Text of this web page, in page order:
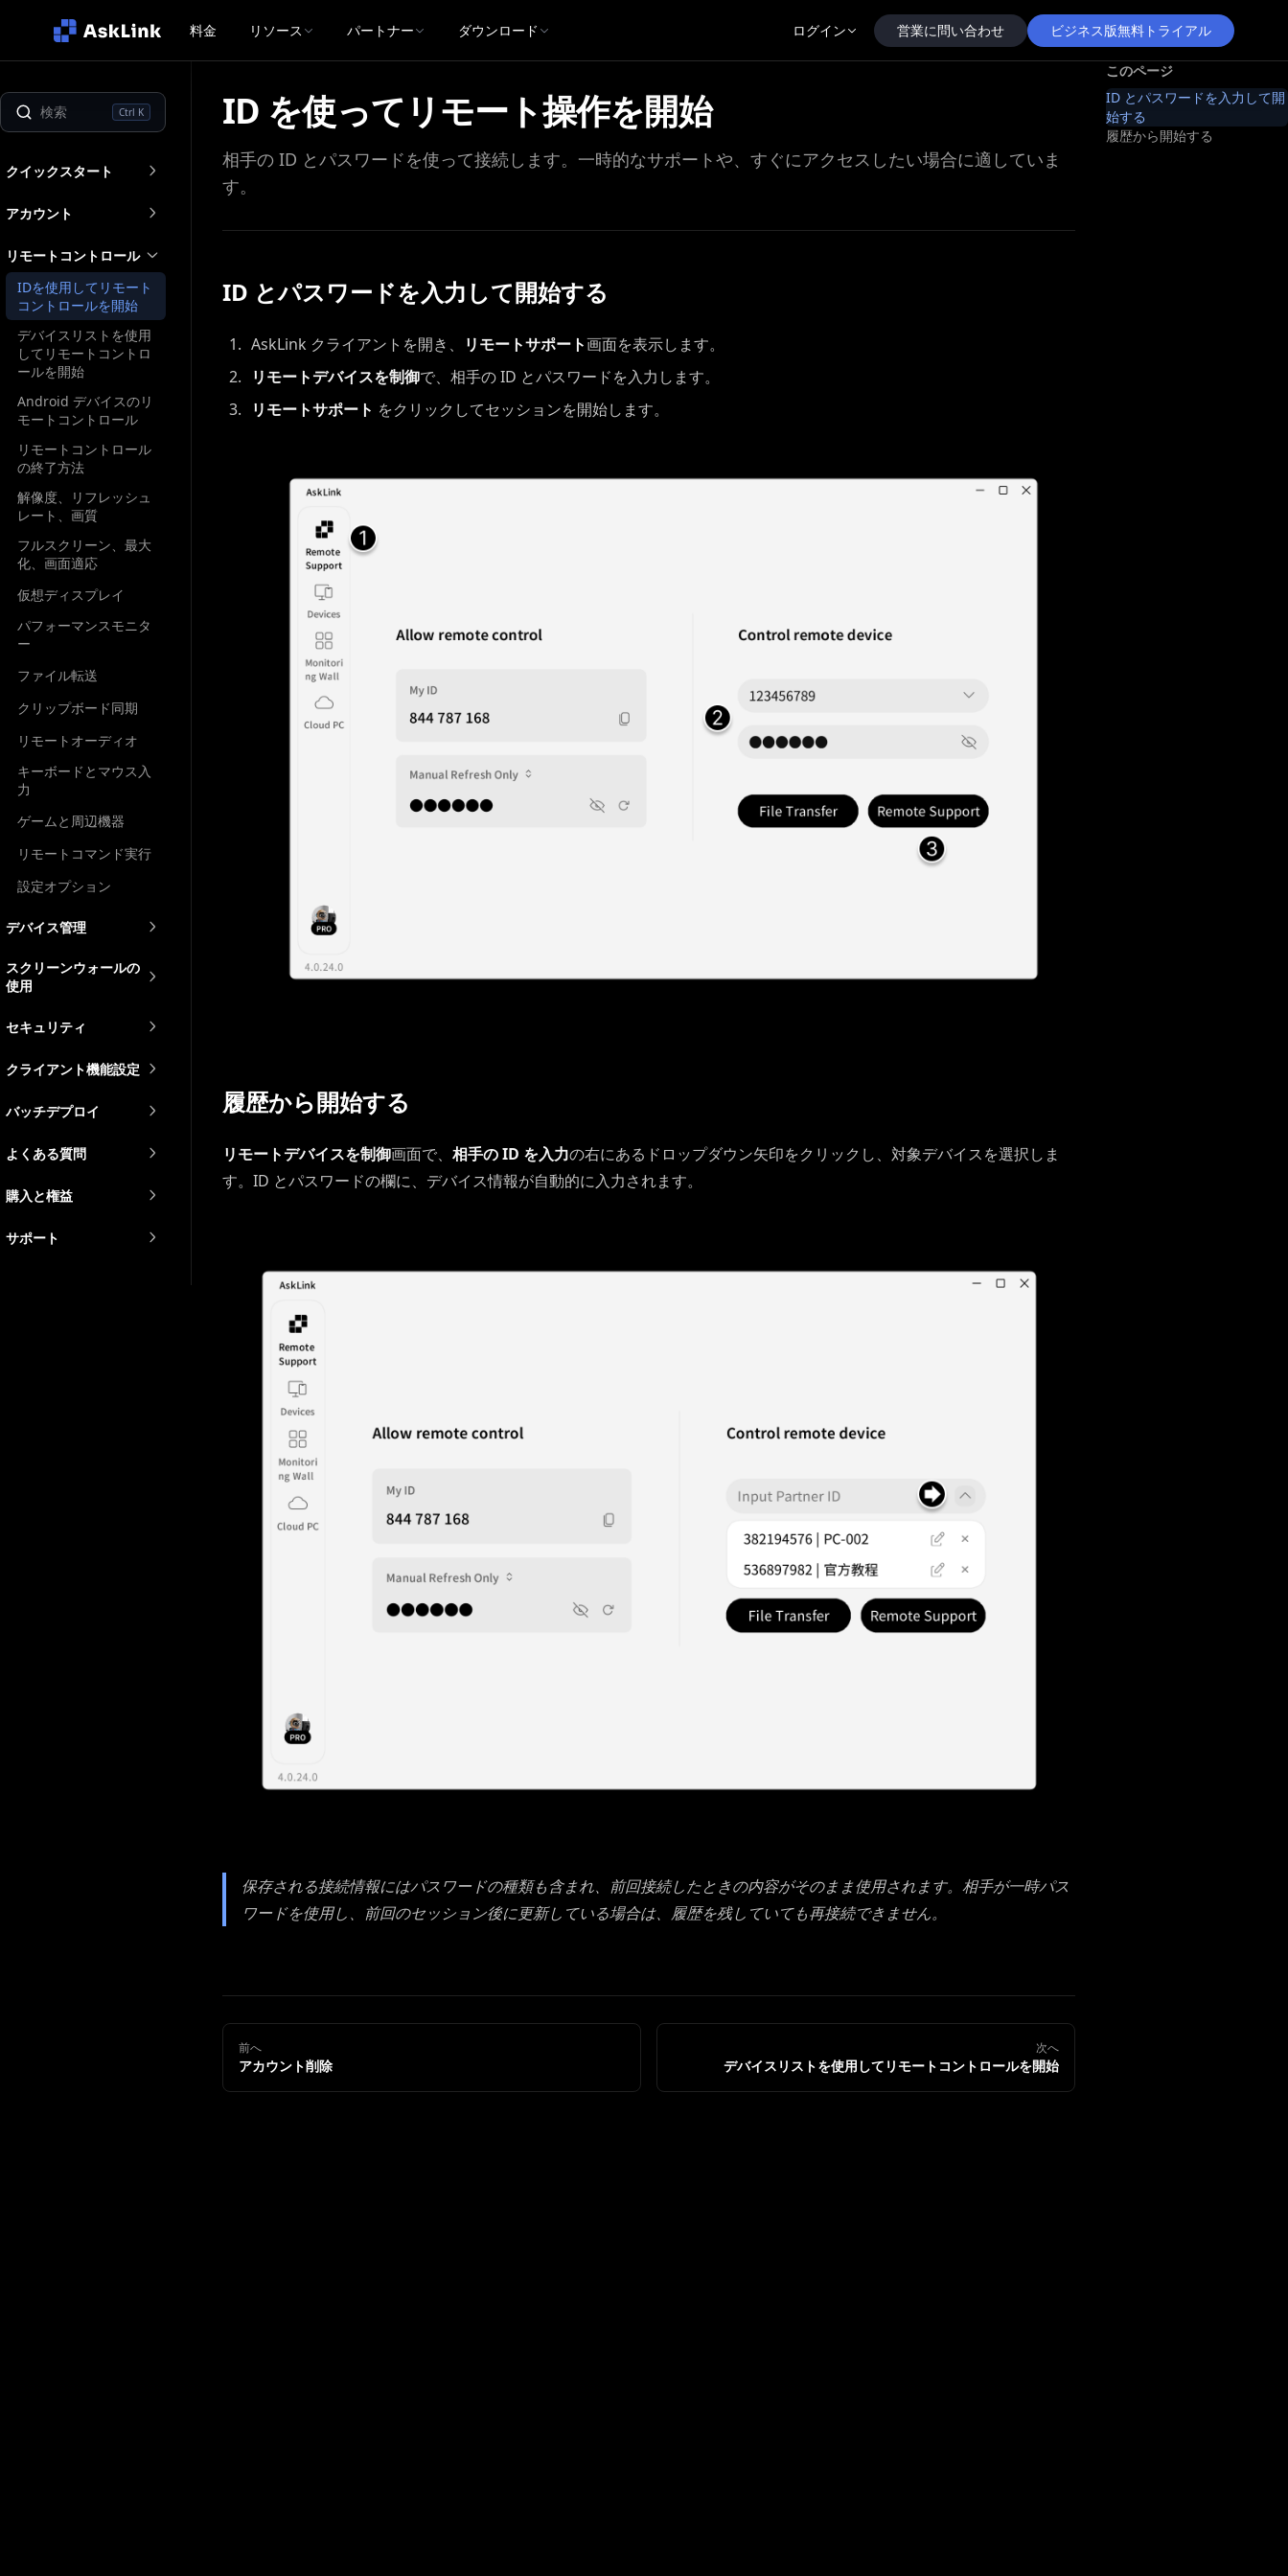
料金 リソース パートナー ダウンロード ログイン 営業に問い合わせ ビジネス版無料トライアル
Ctrl K
クイックスタート
アカウント
リモートコントロール
IDを使用してリモート
コントロールを開始
デバイスリストを使用
してリモートコントロ
ールを開始
Android デバイスのリ
モートコントロール
リモートコントロール
の終了方法
解像度、リフレッシュ
レート、画質
フルスクリーン、最大
化、画面適応
仮想ディスプレイ
パフォーマンスモニタ
ー
ファイル転送
クリップボード同期
リモートオーディオ
キーボードとマウス入
力
ゲームと周辺機器
リモートコマンド実行
設定オプション
デバイス管理
スクリーンウォールの
使用
セキュリティ
クライアント機能設定
バッチデプロイ
よくある質問
購入と権益
サポート
ID を使ってリモート操作を開始
相手の ID とパスワードを使って接続します。一時的なサポートや、すぐにアクセスしたい場合に適していま
す。
ID とパスワードを入力して開始する
AskLink クライアントを開き、 リモートサポート画面を表示します。
リモートデバイスを制御で、相手の ID とパスワードを入力します。
リモートサポート をクリックしてセッションを開始します。
履歴から開始する
リモートデバイスを制御画面で、 相手の ID を入力の右にあるドロップダウン矢印をクリックし、対象デバイスを選択しま
す。ID とパスワードの欄に、デバイス情報が自動的に入力されます。
保存される接続情報にはパスワードの種類も含まれ、前回接続したときの内容がそのまま使用されます。相手が一時パス
ワードを使用し、前回のセッション後に更新している場合は、履歴を残していても再接続できません。
前へ
アカウント削除
次へ
デバイスリストを使用してリモートコントロールを開始
このページ
ID とパスワードを入力して開
始する
履歴から開始する